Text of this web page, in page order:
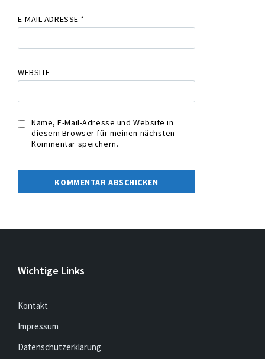
E-MAIL-ADRESSE *
WEBSITE
Name, E-Mail-Adresse und Website in
diesem Browser für meinen nächsten
Kommentar speichern.
Wichtige Links
Kontakt
Impressum
Datenschutzerklärung